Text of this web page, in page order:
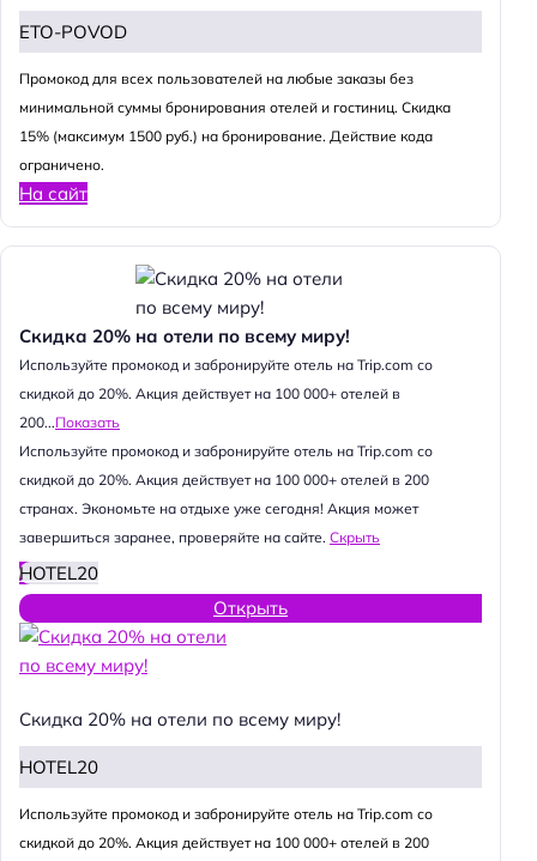
ETO-POVOD
Промокод для всех пользователей на любые заказы без
минимальной суммы бронирования отелей и гостиниц. Скидка
15% (максимум 1500 руб.) на бронирование. Действие кода
ограничено.
На сайт
Скидка 20% на отели по всему миру!
Используйте промокод и забронируйте отель на Trip.com со
скидкой до 20%. Акция действует на 100 000+ отелей в
200...Показать
Используйте промокод и забронируйте отель на Trip.com со
скидкой до 20%. Акция действует на 100 000+ отелей в 200
странах. Экономьте на отдыхе уже сегодня! Акция может
завершиться заранее, проверяйте на сайте. Скрыть
HOTEL20
Открыть
Скидка 20% на отели по всему миру!
HOTEL20
Используйте промокод и забронируйте отель на Trip.com со
скидкой до 20%. Акция действует на 100 000+ отелей в 200